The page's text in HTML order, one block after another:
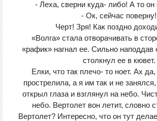
- Леха, сверни куда- либо! А то он
- Ок, сейчас поверну!
Черт! Зря! Как поздно
«Волга» стала отворачивать в
«рафик» нагнал ее. Сильно наподдав
столкнул ее в кювет.
Елки, что так плечо- то ноет. Ах да,
прострелила, а я им так и не
открыл глаза и взглянул на небо.
небо. Вертолет вон летит, словно
Вертолет? Интересно, что он тут